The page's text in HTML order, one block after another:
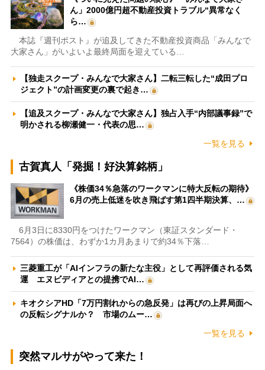
ん」2000億円超不動産投資トラブル“異常なく
ら…
本誌『週刊ポスト』が追及してきた不動産投資商品「みんなで
大家さん」がいよいよ最終局面を迎えている…
【独走スクープ・みんなで大家さん】二転三転した“成田プロ
ジェクト”の計画変更の裏で起き…
【追及スクープ・みんなで大家さん】独占入手“内部議事録”で
明かされる柳瀬健一・代表の思…
一覧を見る
古賀真人「発掘！好決算銘柄」
《株価34％急落のワークマンに特大反転の期待》
6月の売上低迷を吹き飛ばす第1四半期決算、…
6月3日に8330円をつけたワークマン（東証スタンダード・
7564）の株価は、わずか1カ月あまりで約34％下落…
三菱重工が「AIインフラの新たな主役」として再評価される気
運 エヌビディアとの提携でAI…
キオクシアHD「7万円割れからの急反発」は再びの上昇局面へ
の反転シグナルか？ 市場のムー…
一覧を見る
突然マルサがやって来た！